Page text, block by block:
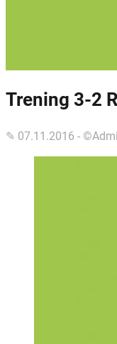
Trening 3-2
✎ 07.11.2016 -